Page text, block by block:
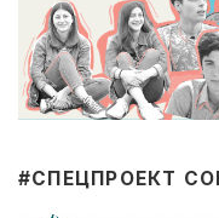
#CПЕЦПРОЕКТ